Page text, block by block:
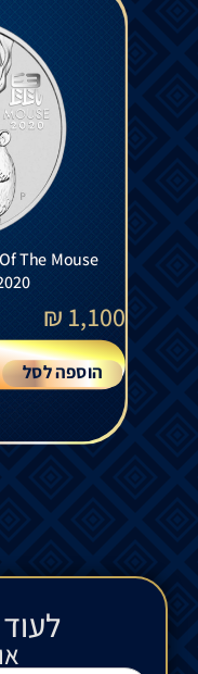
The Mouse
1,100
₪
הוספה לסל